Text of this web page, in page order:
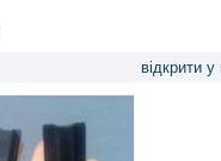
відкрити у